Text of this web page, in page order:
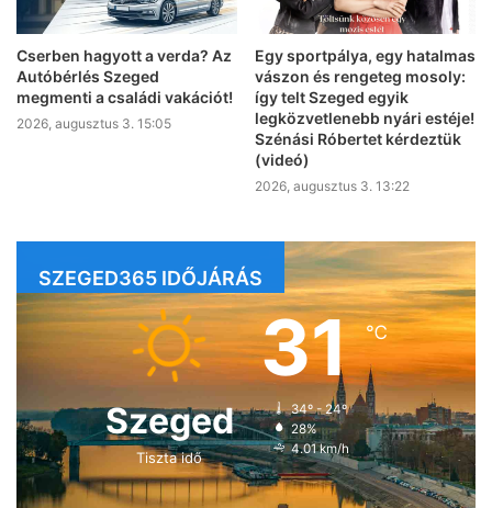
Cserben hagyott a verda? Az
Autóbérlés Szeged
megmenti a családi vakációt!
2026, augusztus 3. 15:05
Egy sportpálya, egy hatalmas
vászon és rengeteg mosoly:
így telt Szeged egyik
legközvetlenebb nyári estéje!
Szénási Róbertet kérdeztük
(videó)
2026, augusztus 3. 13:22
SZEGED365 IDŐJÁRÁS
Szeged
Tiszta idő
31℃
34º - 24º
28%
4.01 km/h